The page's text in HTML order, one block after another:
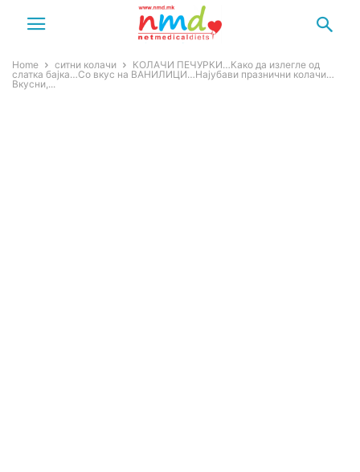
Home ситни колачи
КОЛАЧИ ПЕЧУРКИ…Како да излегле од
слатка бајка…Со вкус на ВАНИЛИЦИ…Најубави празнични колачи…
Вкусни,...